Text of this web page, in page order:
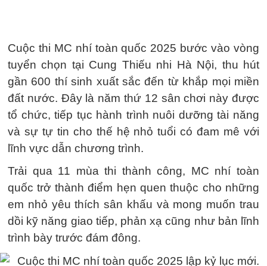
Cuộc thi MC nhí toàn quốc 2025 bước vào vòng
tuyển chọn tại Cung Thiếu nhi Hà Nội, thu hút
gần 600 thí sinh xuất sắc đến từ khắp mọi miền
đất nước. Đây là năm thứ 12 sân chơi này được
tổ chức, tiếp tục hành trình nuôi dưỡng tài năng
và sự tự tin cho thế hệ nhỏ tuổi có đam mê với
lĩnh vực dẫn chương trình.
Trải qua 11 mùa thi thành công, MC nhí toàn
quốc trở thành điểm hẹn quen thuộc cho những
em nhỏ yêu thích sân khấu và mong muốn trau
dồi kỹ năng giao tiếp, phản xạ cũng như bản lĩnh
trình bày trước đám đông.